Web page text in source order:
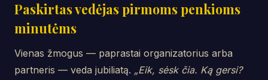
Paskirtas vedėjas pirmoms penkioms
minutėms
Vienas žmogus — paprastai organizatorius arba
partneris — veda jubiliatą. „Eik, sėsk čia. Ką gersi?